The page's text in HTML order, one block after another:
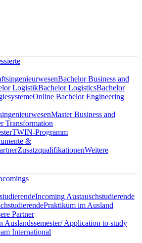
Bachelor Business and
LogistikBachelor LogisticsBachelor
Online Bachelor Engineering
Master Business and
Transformation
TWIN-Programm
&
ZusatzqualifikationenWeitere
Incoming Austauschstudierende
Praktikum im Ausland
Partner
Auslandssemester/ Application to study
International